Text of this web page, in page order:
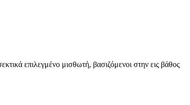
επιλεγμένο μισθωτή, βασιζόμενοι στην εις βάθος